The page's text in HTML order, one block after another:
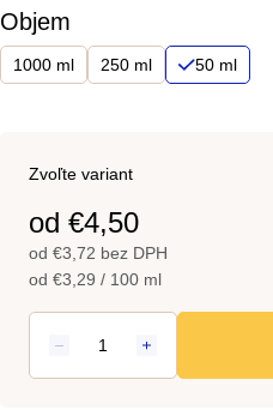
Objem
1000 ml 250 ml 50 ml
od €4,50
od €3,72 bez DPH
Jednotková
od €3,29 / 100 ml
Zvoľte variant